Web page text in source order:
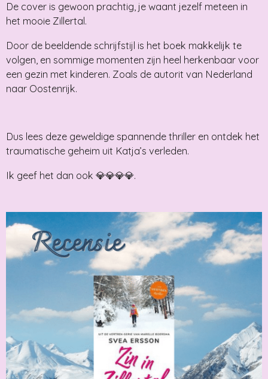
De cover is gewoon prachtig, je waant jezelf meteen in
het mooie Zillertal.
Door de beeldende schrijfstijl is het boek makkelijk te
volgen, en sommige momenten zijn heel herkenbaar voor
een gezin met kinderen. Zoals de autorit van Nederland
naar Oostenrijk.
Dus lees deze geweldige spannende thriller en ontdek het
traumatische geheim uit Katja’s verleden.
Ik geef het dan ook 💎💎💎💎.